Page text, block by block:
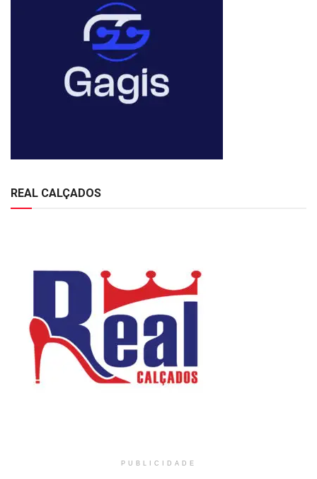
REAL CALÇADOS
PUBLICIDADE